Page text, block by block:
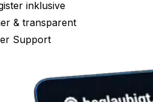
inklusive
& transparent
Support